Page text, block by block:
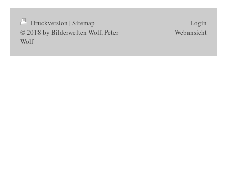
Druckversion | Sitemap
© 2018 by Bilderwelten Wolf, Peter
Wolf
Login
Webansicht